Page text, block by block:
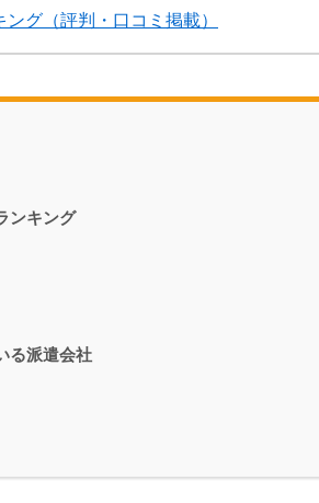
グ（評判・口コミ掲載）
ンキング
る派遣会社